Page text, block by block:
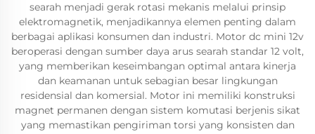
searah menjadi gerak rotasi mekanis melalui prinsip
elektromagnetik, menjadikannya elemen penting dalam
berbagai aplikasi konsumen dan industri. Motor dc mini 12v
beroperasi dengan sumber daya arus searah standar 12 volt,
yang memberikan keseimbangan optimal antara kinerja
dan keamanan untuk sebagian besar lingkungan
residensial dan komersial. Motor ini memiliki konstruksi
magnet permanen dengan sistem komutasi berjenis sikat
yang memastikan pengiriman torsi yang konsisten dan